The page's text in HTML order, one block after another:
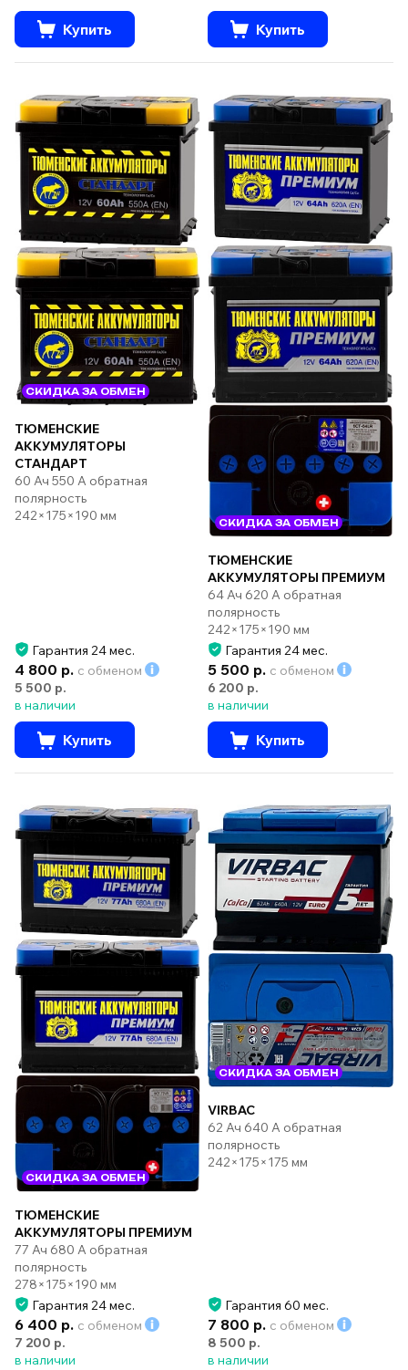
Купить Купить
СКИДКА ЗА ОБМЕН
ТЮМЕНСКИЕ
АККУМУЛЯТОРЫ
СТАНДАРТ
60 Ач 550 А обратная
полярность
242×175×190 мм
Гарантия 24 мес.
4 800 р. с обменом
5 500 р.
в наличии
Купить
СКИДКА ЗА ОБМЕН
ТЮМЕНСКИЕ
АККУМУЛЯТОРЫ ПРЕМИУМ
64 Ач 620 А обратная
полярность
242×175×190 мм
Гарантия 24 мес.
5 500 р. с обменом
6 200 р.
в наличии
Купить
СКИДКА ЗА ОБМЕН
ТЮМЕНСКИЕ
АККУМУЛЯТОРЫ ПРЕМИУМ
77 Ач 680 А обратная
полярность
278×175×190 мм
Гарантия 24 мес.
6 400 р. с обменом
7 200 р.
в наличии
СКИДКА ЗА ОБМЕН
VIRBAC
62 Ач 640 А обратная
полярность
242×175×175 мм
Гарантия 60 мес.
7 800 р. с обменом
8 500 р.
в наличии